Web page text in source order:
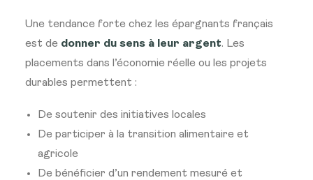
Une tendance forte chez les épargnants français
est de donner du sens à leur argent. Les
placements dans l’économie réelle ou les projets
durables permettent :
De soutenir des initiatives locales
De participer à la transition alimentaire et
agricole
De bénéficier d’un rendement mesuré et